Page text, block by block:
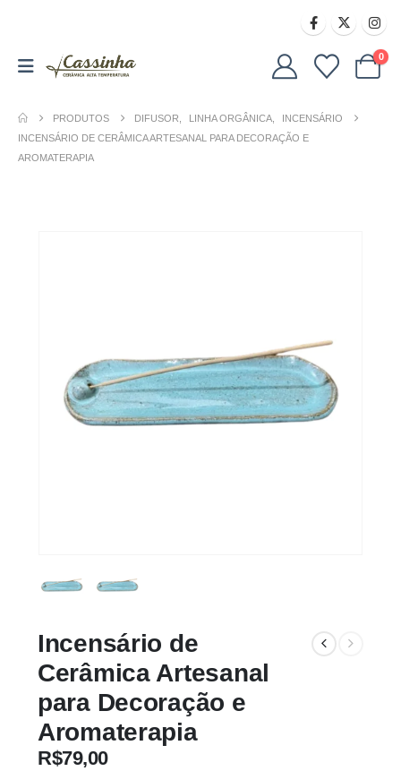
0
PRODUTOS DIFUSOR LINHA ORGÂNICA
INCENSÁRIO
INCENSÁRIO DE CERÂMICA ARTESANAL PARA DECORAÇÃO E
AROMATERAPIA
Incensário de
Cerâmica Artesanal
para Decoração e
Aromaterapia
R$79,00